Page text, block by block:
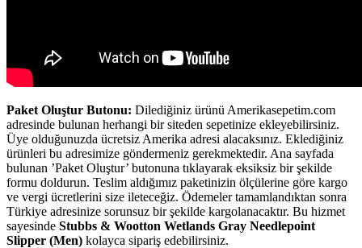
Paket Oluştur Butonu: Dilediğiniz ürünü Amerikasepetim.com
adresinde bulunan herhangi bir siteden sepetinize ekleyebilirsiniz.
Üye olduğunuzda ücretsiz Amerika adresi alacaksınız. Eklediğiniz
ürünleri bu adresimize göndermeniz gerekmektedir. Ana sayfada
bulunan ’Paket Oluştur’ butonuna tıklayarak eksiksiz bir şekilde
formu doldurun. Teslim aldığımız paketinizin ölçülerine göre kargo
ve vergi ücretlerini size ileteceğiz. Ödemeler tamamlandıktan sonra
Türkiye adresinize sorunsuz bir şekilde kargolanacaktır. Bu hizmet
sayesinde Stubbs & Wootton Wetlands Gray Needlepoint
Slipper (Men) kolayca sipariş edebilirsiniz.